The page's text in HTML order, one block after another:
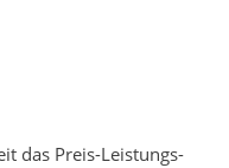
das Preis-Leistungs-